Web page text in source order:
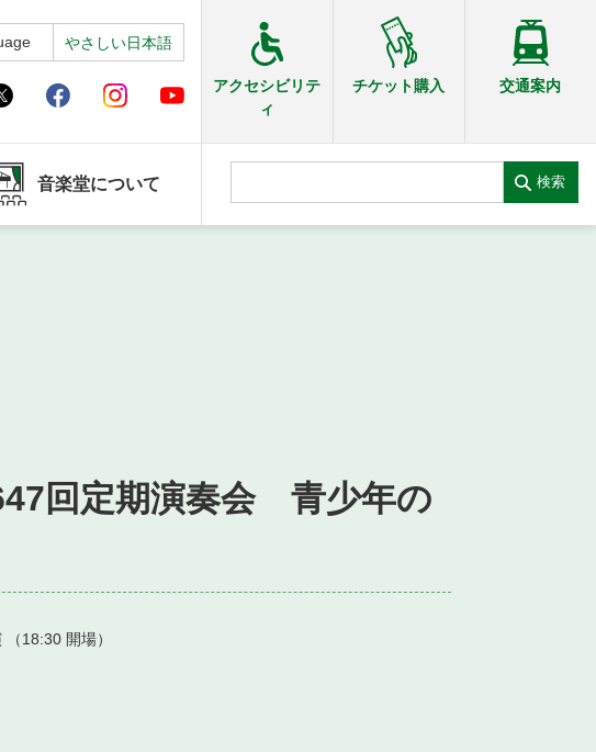
やさしい日本語
アクセシビリテ
ィ
チケット購入 交通案内
音楽堂について 検索
回定期演奏会 青少年の
（18:30 開場）